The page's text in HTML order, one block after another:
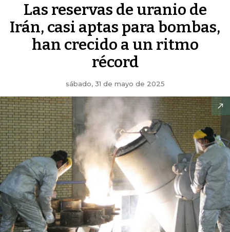
Las reservas de uranio de
Irán, casi aptas para bombas,
han crecido a un ritmo
récord
sábado, 31 de mayo de 2025